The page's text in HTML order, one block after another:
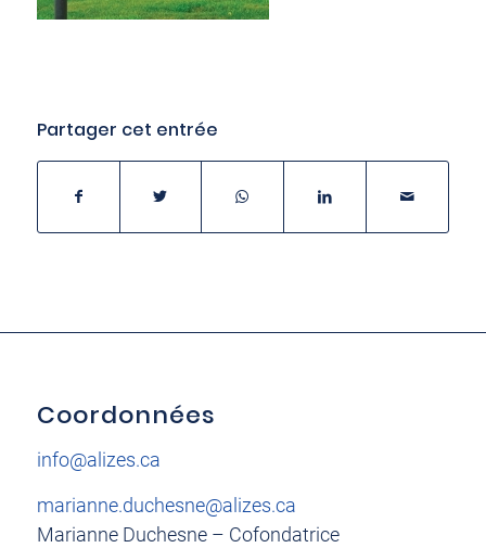
Partager cet entrée
Coordonnées
info@alizes.ca
marianne.duchesne@alizes.ca
Marianne Duchesne – Cofondatrice